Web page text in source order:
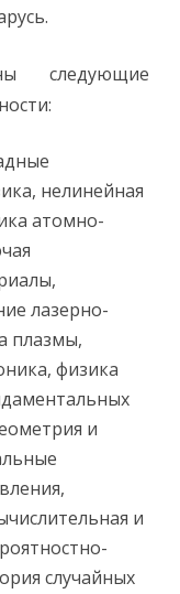
следующие
нелинейная
атомно-
лазерно-
плазмы,
физика
и
и
случайных